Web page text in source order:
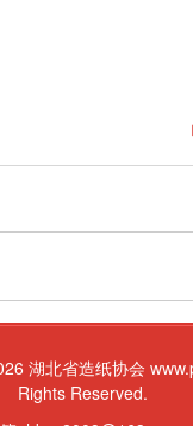
湖北省造纸协会
Rights Reserved.